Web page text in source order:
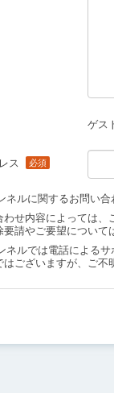
ゲス
ス
ネルに関するお問い
わせ内容によっては、
要請やご要望について
ネルでは電話によるサ
はございますが、ご不